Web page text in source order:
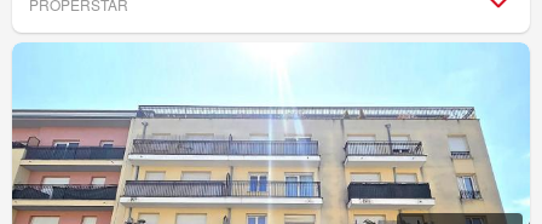
PROPERSTAR